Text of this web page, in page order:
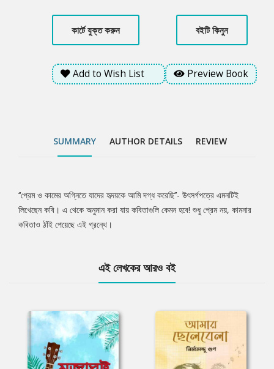
কার্টে যুক্ত করুন বইটি কিনুন
Add to Wish List Preview Book
SUMMARY AUTHOR DETAILS REVIEW
Tab
Article
‘‘প্রেম ও কামের অগ্নিতে যাদের হৃদয়কে আমি দগ্ধ করেছি’’- উৎসর্গপত্রে এমনটিই
লিখেছেন কবি। এ থেকে অনুমান করা যায় কবিতাগুলি কেমন হবে! শুধু প্রেম নয়, কামনার
কবিতাও ঠাঁই পেয়েছে এই গ্রন্থে।
এই লেখকের আরও বই